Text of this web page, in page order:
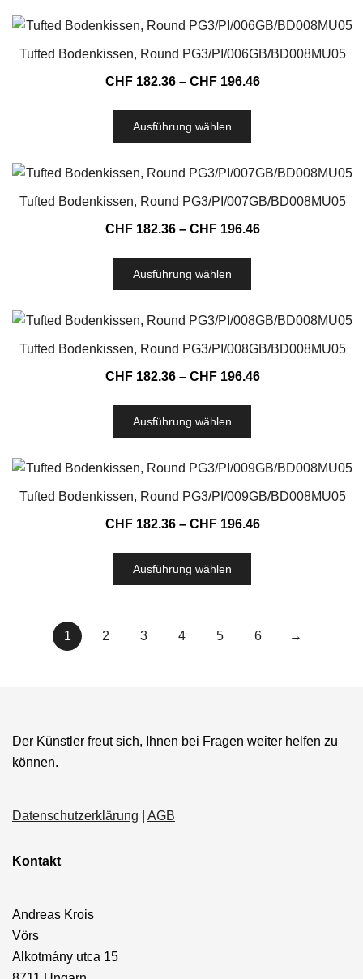
Tufted Bodenkissen, Round PG3/PI/006GB/BD008MU05
CHF182.36 – CHF196.46
Ausführung wählen
Tufted Bodenkissen, Round PG3/PI/007GB/BD008MU05
CHF182.36 – CHF196.46
Ausführung wählen
Tufted Bodenkissen, Round PG3/PI/008GB/BD008MU05
CHF182.36 – CHF196.46
Ausführung wählen
Tufted Bodenkissen, Round PG3/PI/009GB/BD008MU05
CHF182.36 – CHF196.46
Ausführung wählen
1 2 3 4 5 6 →
Der Künstler freut sich, Ihnen bei Fragen weiter helfen zu
können.
Datenschutzerklärung AGB
Kontakt
Andreas Krois
Vörs
Alkotmány utca 15